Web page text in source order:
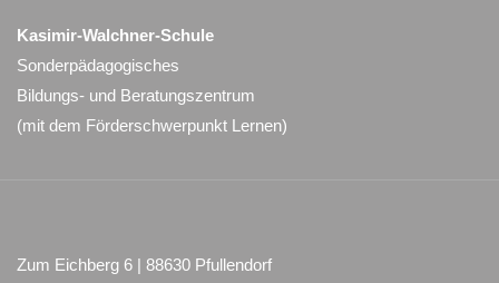
Kasimir-Walchner-Schule
Sonderpädagogisches
Bildungs- und Beratungszentrum
(mit dem Förderschwerpunkt Lernen)
Zum Eichberg 6 | 88630 Pfullendorf